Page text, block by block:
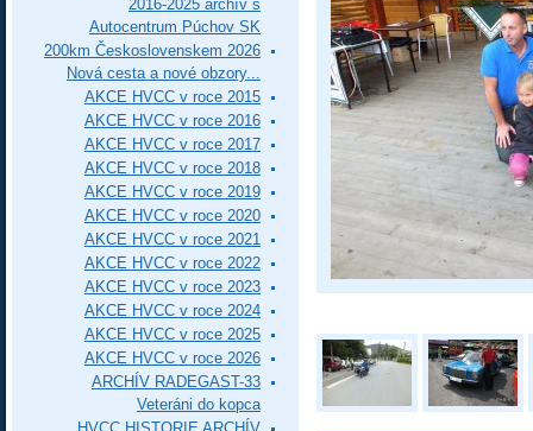
2016-2025 archív s
Autocentrum Púchov SK
200km Československem 2026
Nová cesta a nové obzory...
AKCE HVCC v roce 2015
AKCE HVCC v roce 2016
AKCE HVCC v roce 2017
AKCE HVCC v roce 2018
AKCE HVCC v roce 2019
AKCE HVCC v roce 2020
AKCE HVCC v roce 2021
AKCE HVCC v roce 2022
AKCE HVCC v roce 2023
AKCE HVCC v roce 2024
AKCE HVCC v roce 2025
AKCE HVCC v roce 2026
ARCHÍV RADEGAST-33
Veteráni do kopca